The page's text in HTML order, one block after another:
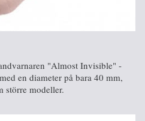
"Almost Invisible" -
en diameter på bara 40 mm,
större modeller.